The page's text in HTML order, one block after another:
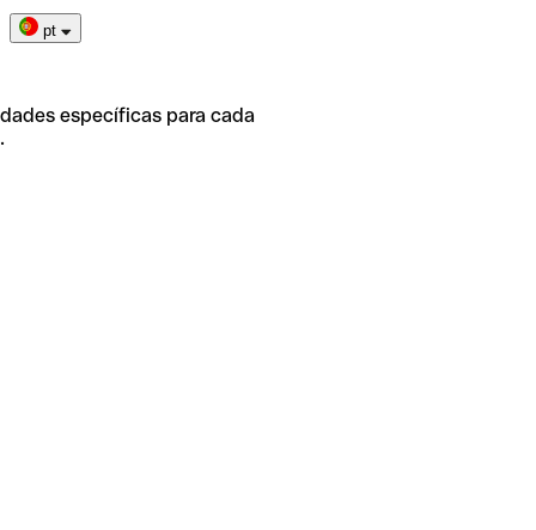
pt
específicas para cada